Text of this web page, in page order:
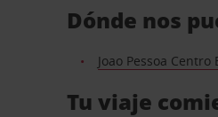
Dónde nos
Joao Pessoa Centro
Tu viaje